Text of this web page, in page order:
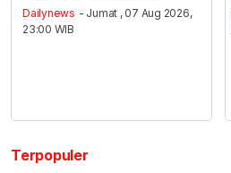
Dailynews - Jumat , 07 Aug 2026,
23:00 WIB
Terpopuler